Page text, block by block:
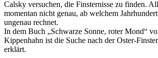
Calsky versuchen, die Finsternisse zu finden.
momentan nicht genau, ab welchem
ungenau rechnet.
In dem Buch „Schwarze Sonne, roter Mond“
Kippenhahn ist die Suche nach der Oster-
erklärt.